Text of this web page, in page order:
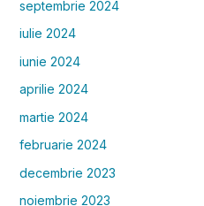
septembrie 2024
iulie 2024
iunie 2024
aprilie 2024
martie 2024
februarie 2024
decembrie 2023
noiembrie 2023